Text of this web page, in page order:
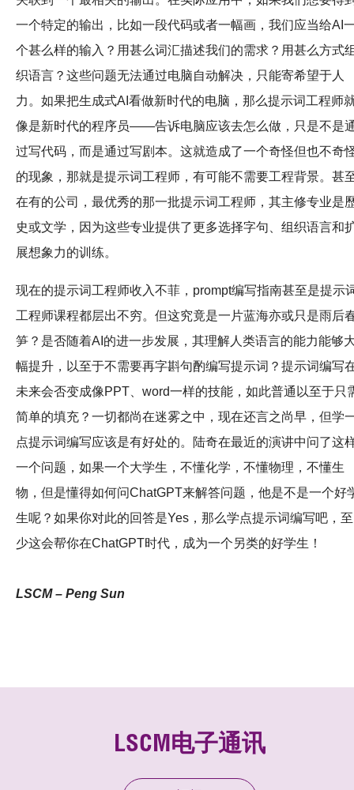
一个特定的输出，比如一段代码或者一幅画，我们应当给AI
个甚么样的输入？用甚么词汇描述我们的需求？用甚么方式
织语言？这些问题无法通过电脑自动解决，只能寄希望于人
力。如果把生成式AI看做新时代的电脑，那么提示词工程师
像是新时代的程序员——告诉电脑应该去怎么做，只是不是
过写代码，而是通过写剧本。这就造成了一个奇怪但也不奇
的现象，那就是提示词工程师，有可能不需要工程背景。甚
在有的公司，最优秀的那一批提示词工程师，其主修专业是
史或文学，因为这些专业提供了更多选择字句、组织语言和
展想象力的训练。
现在的提示词工程师收入不菲，prompt编写指南甚至是提示
工程师课程都层出不穷。但这究竟是一片蓝海亦或只是雨后
笋？是否随着AI的进一步发展，其理解人类语言的能力能够
幅提升，以至于不需要再字斟句酌编写提示词？提示词编写
未来会否变成像PPT、word一样的技能，如此普通以至于只
简单的填充？一切都尚在迷雾之中，现在还言之尚早，但学
点提示词编写应该是有好处的。陆奇在最近的演讲中问了这
一个问题，如果一个大学生，不懂化学，不懂物理，不懂生
物，但是懂得如何问ChatGPT来解答问题，他是不是一个好
生呢？如果你对此的回答是Yes，那么学点提示词编写吧，至
少这会帮你在ChatGPT时代，成为一个另类的好学生！
LSCM – Peng Sun
LSCM电子通讯